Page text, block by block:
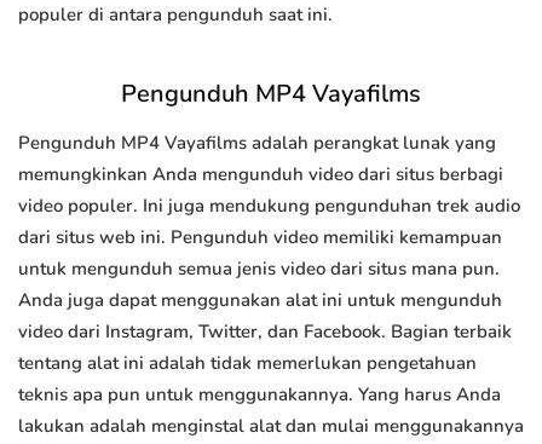
populer di antara pengunduh saat ini.
Pengunduh MP4 Vayafilms
Pengunduh MP4 Vayafilms adalah perangkat lunak yang
memungkinkan Anda mengunduh video dari situs berbagi
video populer. Ini juga mendukung pengunduhan trek audio
dari situs web ini. Pengunduh video memiliki kemampuan
untuk mengunduh semua jenis video dari situs mana pun.
Anda juga dapat menggunakan alat ini untuk mengunduh
video dari Instagram, Twitter, dan Facebook. Bagian terbaik
tentang alat ini adalah tidak memerlukan pengetahuan
teknis apa pun untuk menggunakannya. Yang harus Anda
lakukan adalah menginstal alat dan mulai menggunakannya